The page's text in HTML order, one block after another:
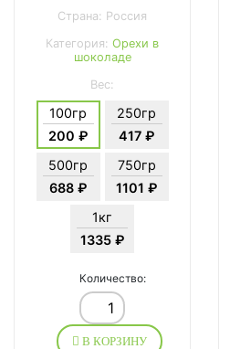
Страна: Россия
Категория: Орехи в
шоколаде
Вес:
100гр
200 ₽
250гр
417 ₽
500гр
688 ₽
750гр
1101 ₽
1кг
1335 ₽
Количество:
В КОРЗИНУ